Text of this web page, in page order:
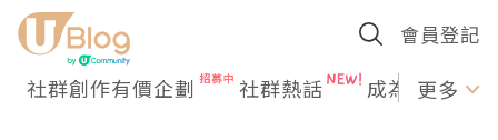
會員登記
社群創作有價企劃 社群熱話 成為U更多